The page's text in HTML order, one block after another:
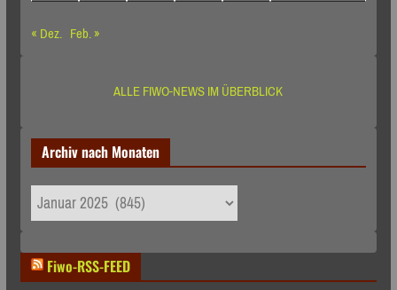
« Dez. Feb. »
ALLE FIWO-NEWS IM ÜBERBLICK
Archiv nach Monaten
Archiv
nach
Fiwo-RSS-FEED